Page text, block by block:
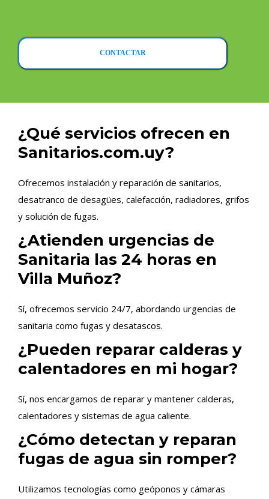
CONTACTAR
¿Qué servicios ofrecen en
Sanitarios.com.uy?
Ofrecemos instalación y reparación de sanitarios,
desatranco de desagües, calefacción, radiadores, grifos
y solución de fugas.
¿Atienden urgencias de
Sanitaria las 24 horas en
Villa Muñoz?
Sí, ofrecemos servicio 24/7, abordando urgencias de
sanitaria como fugas y desatascos.
¿Pueden reparar calderas y
calentadores en mi hogar?
Sí, nos encargamos de reparar y mantener calderas,
calentadores y sistemas de agua caliente.
¿Cómo detectan y reparan
fugas de agua sin romper?
Utilizamos tecnologías como geóponos y cámaras